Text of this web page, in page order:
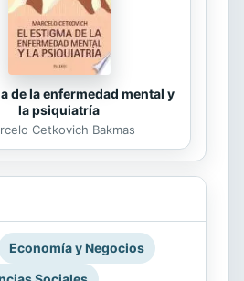
de la enfermedad mental y
la psiquiatría
Cetkovich Bakmas
Economía y Negocios